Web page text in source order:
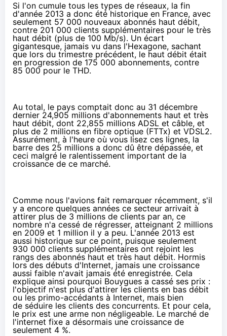
Si l'on cumule tous les types de réseaux, la fin
d'année 2013 a donc été historique en France, avec
seulement 57 000 nouveaux abonnés haut débit,
contre 201 000 clients supplémentaires pour le très
haut débit (plus de 100 Mb/s). Un écart
gigantesque, jamais vu dans l'Hexagone, sachant
que lors du trimestre précédent, le haut débit était
en progression de 175 000 abonnements, contre
85 000 pour le THD.
Au total, le pays comptait donc au 31 décembre
dernier 24,905 millions d'abonnements haut et très
haut débit, dont 22,855 millions ADSL et câble, et
plus de 2 millions en fibre optique (FTTx) et VDSL2.
Assurément, à l'heure où vous lisez ces lignes, la
barre des 25 millions a donc dû être dépassée, et
ceci malgré le ralentissement important de la
croissance de ce marché.
Comme nous l'avions fait remarquer récemment, s'il
y a encore quelques années ce secteur arrivait à
attirer plus de 3 millions de clients par an, ce
nombre n'a cessé de régresser, atteignant 2 millions
en 2009 et 1 million il y a peu. L'année 2013 est
aussi historique sur ce point, puisque seulement
930 000 clients supplémentaires ont rejoint les
rangs des abonnés haut et très haut débit. Hormis
lors des débuts d'Internet, jamais une croissance
aussi faible n'avait jamais été enregistrée. Cela
explique ainsi pourquoi Bouygues a cassé ses prix :
l'objectif n'est plus d'attirer les clients en bas débit
ou les primo-accédants à Internet, mais bien
de séduire les clients des concurrents. Et pour cela,
le prix est une arme non négligeable. Le marché de
l'internet fixe a désormais une croissance de
seulement 4 %.